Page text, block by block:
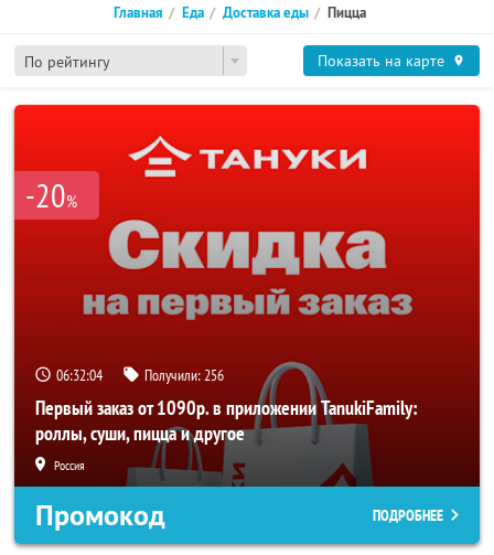
По рейтингу
Главная Еда Доставка еды Пицца
Показать на карте
-20%
06:32:03 Получили:256
Первый заказ от 1090р. в приложении TanukiFamily:
роллы, суши, пицца и другое
Россия
Промокод ПОДРОБНЕЕ